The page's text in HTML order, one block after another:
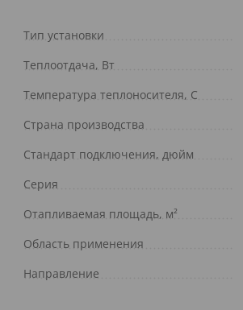
Тип установки
Теплоотдача, Вт
Температура теплоносителя, С
Страна производства
Стандарт подключения, дюйм
Серия
Отапливаемая площадь, м²
Область применения
Направление